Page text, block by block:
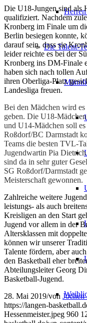
Die Talent-
Die U18-Jungen sind als
qualifiziert. Nachdem
Kronberg im Finale um
Berlin besiegen konnte,
darauf sein, dass sie
leider reichte es bei der
Kronberg ins DM-Finale
haben sich nach tollen
ihren Oberliga-Platz
Landesliga freuen.
Bei den Mädchen wird
geben. Die U18-
und U14-Mädchen soll
Roßdorf/BC Darmstadt
Teams die besten TVL-
Jugendwartin Pia
sind da in sehr guter
SG Roßdorf/Darmstadt
Meisterschaft gewonnen.
Zahlreiche weitere
leistungs- als auch
Kreisligen an den Start
Jugend vor allem in der
Altersklassen mit
können wir unserer
Talente fördern, aber
den Basketball eher
Abteilungsleiter Georg
Basketball-Jugend.
28. Mai 2019/von
https://langen-
Hessenmeister.jpeg 960